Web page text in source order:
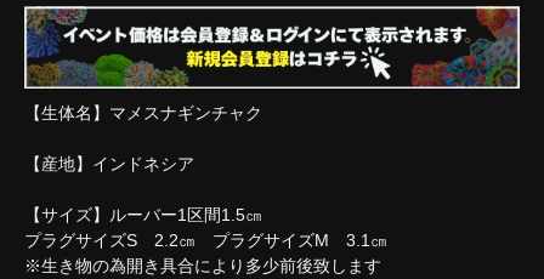
【生体名】マメスナギンチャク
【産地】インドネシア
【サイズ】ルーバー1区間1.5㎝
プラグサイズS 2.2㎝ プラグサイズM 3.1㎝
※生き物の為開き具合により多少前後致します